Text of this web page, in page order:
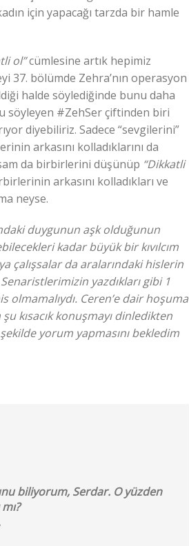
için yapacağı tarzda bir hamle
ol”cümlesine artık hepimiz
37. bölümde Zehra’nın operasyon
halde söylediğinde bunu daha
söyleyen #ZehSer çiftinden biri
diyebiliriz. Sadece “sevgilerini”
arkasını kolladıklarını da
da birbirlerini düşünüp “Dikkatli
arkasını kolladıkları ve
neyse.
duygunun aşk olduğunun
kadar büyük bir kıvılcım
çalışsalar da aralarındaki hislerin
yazdıkları gibi 1
Ceren’e dair hoşuma
şu kısacık konuşmayı dinledikten
yorum yapmasını bekledim
biliyorum, Serdar. O yüzden